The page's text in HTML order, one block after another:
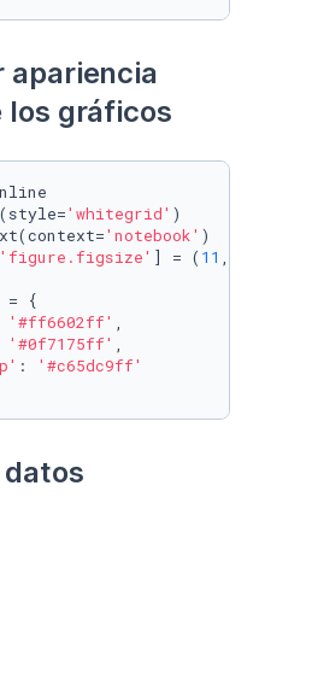
apariencia
los gráficos
'whitegrid' )
'notebook' )
'figure.figsize' ] = ( 11 ,
= {
'#ff6602ff' ,
'#0f7175ff' ,
:
'#c65dc9ff'